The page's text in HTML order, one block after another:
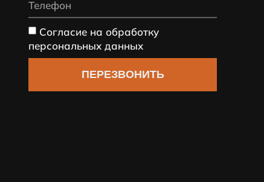
Согласие на обработку
персональных данных
ПЕРЕЗВОНИТЬ